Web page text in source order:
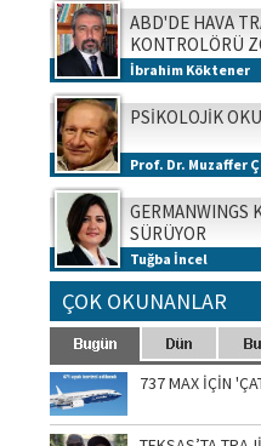
ABD'DE HAVA
KONTROLÖRÜ
İbrahim Köktener
PSİKOLOJİK
Prof. Dr. Muzaffer
GERMANWINGS
SÜRÜYOR
Tuğba İncel
ÇOK OKUNANLAR
737 MAX İÇİN